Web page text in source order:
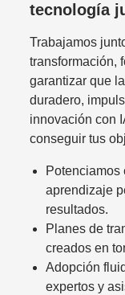
tecnología
Trabajamos
transformación,
garantizar que
duradero,
innovación con
conseguir tus
Potenciamos
aprendizaje
resultados.
Planes de
creados en
Adopción
expertos y